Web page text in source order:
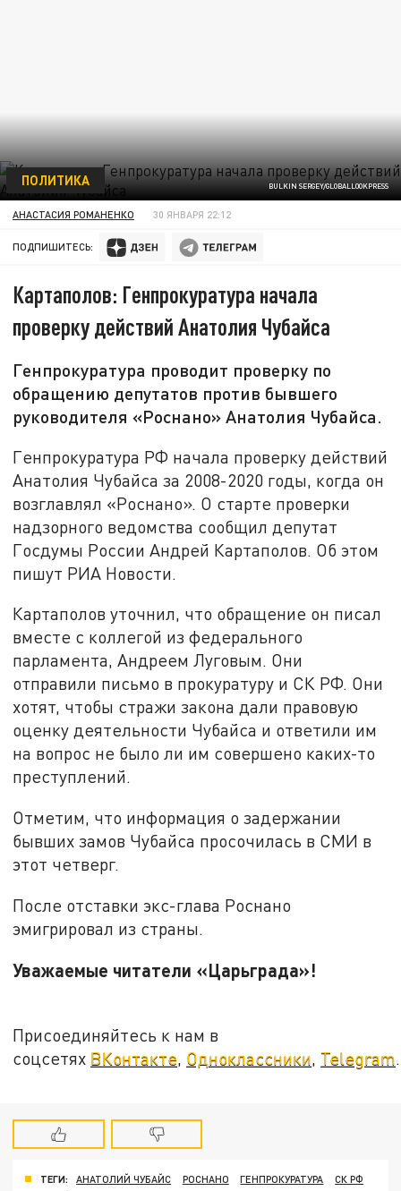
BULKIN SERGEY/GLOBALLOOKPRESS
ПОЛИТИКА
АНАСТАСИЯ РОМАНЕНКО 30 ЯНВАРЯ 22:12
ПОДПИШИТЕСЬ:
Картаполов: Генпрокуратура начала
проверку действий Анатолия Чубайса
Генпрокуратура проводит проверку по
обращению депутатов против бывшего
руководителя «Роснано» Анатолия Чубайса.
Генпрокуратура РФ начала проверку действий
Анатолия Чубайса за 2008-2020 годы, когда он
возглавлял «Роснано». О старте проверки
надзорного ведомства сообщил депутат
Госдумы России Андрей Картаполов. Об этом
пишут РИА Новости.
Картаполов уточнил, что обращение он писал
вместе с коллегой из федерального
парламента, Андреем Луговым. Они
отправили письмо в прокуратуру и СК РФ. Они
хотят, чтобы стражи закона дали правовую
оценку деятельности Чубайса и ответили им
на вопрос не было ли им совершено каких-то
преступлений.
Отметим, что информация о задержании
бывших замов Чубайса просочилась в СМИ в
этот четверг.
После отставки экс-глава Роснано
эмигрировал из страны.
Уважаемые читатели «Царьграда»!
Присоединяйтесь к нам в
соцсетях ВКонтакте, Одноклассники, Telegram.
ТЕГИ: АНАТОЛИЙ ЧУБАЙС РОСНАНО ГЕНПРОКУРАТУРА
СК РФ